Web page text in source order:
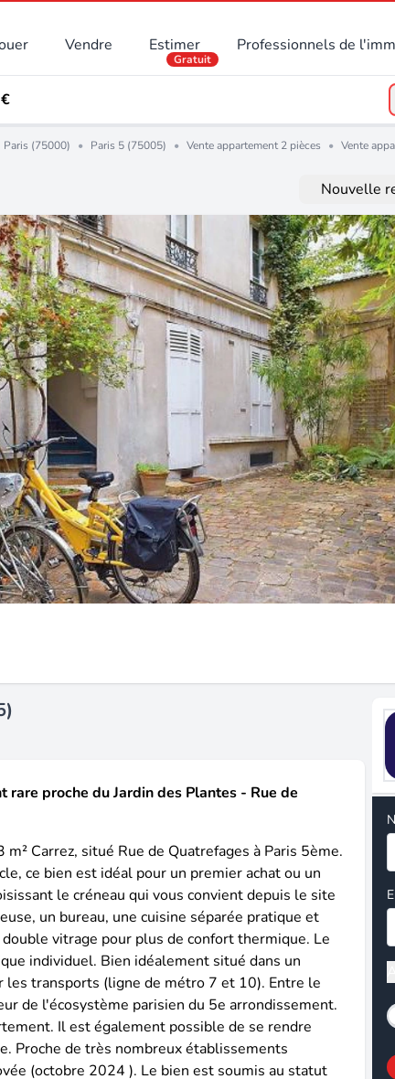
Vendre Estimer
Gratuit
Professionnels de
Paris (75000) • Paris 5 (75005) • Vente appartement 2 pièces • Vente
Nouvelle
proche du Jardin des Plantes - Rue de
Carrez, situé Rue de Quatrefages à Paris 5ème.
ce bien est idéal pour un premier achat ou un
le créneau qui vous convient depuis le site
un bureau, une cuisine séparée pratique et
vitrage pour plus de confort thermique. Le
individuel. Bien idéalement situé dans un
transports (ligne de métro 7 et 10). Entre le
de l'écosystème parisien du 5e arrondissement.
Il est également possible de se rendre
Proche de très nombreux établissements
(octobre 2024 ). Le bien est soumis au statut